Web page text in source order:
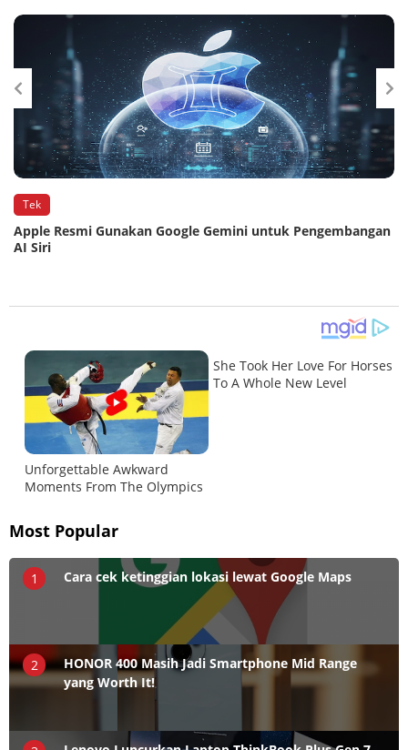
Tek
Apple Resmi Gunakan Google Gemini untuk Pengembangan
AI Siri
Most Popular
1 Cara cek ketinggian lokasi lewat Google Maps
2
HONOR 400 Masih Jadi Smartphone Mid Range
yang Worth It!